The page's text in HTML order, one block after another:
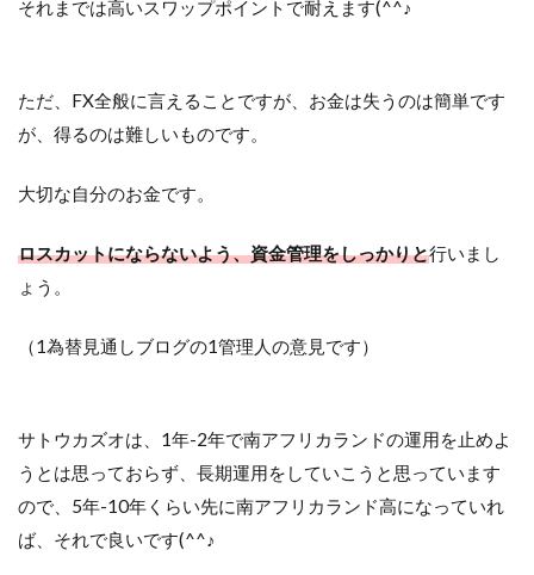
それまでは高いスワップポイントで耐えます(^^♪
ただ、FX全般に言えることですが、お金は失うのは簡単です
が、得るのは難しいものです。
大切な自分のお金です。
ロスカットにならないよう、資金管理をしっかりと行いまし
ょう。
（1為替見通しブログの1管理人の意見です）
サトウカズオは、1年-2年で南アフリカランドの運用を止めよ
うとは思っておらず、長期運用をしていこうと思っています
ので、5年-10年くらい先に南アフリカランド高になっていれ
ば、それで良いです(^^♪